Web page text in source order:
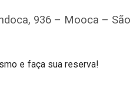
936 – Mooca – São
e faça sua reserva!